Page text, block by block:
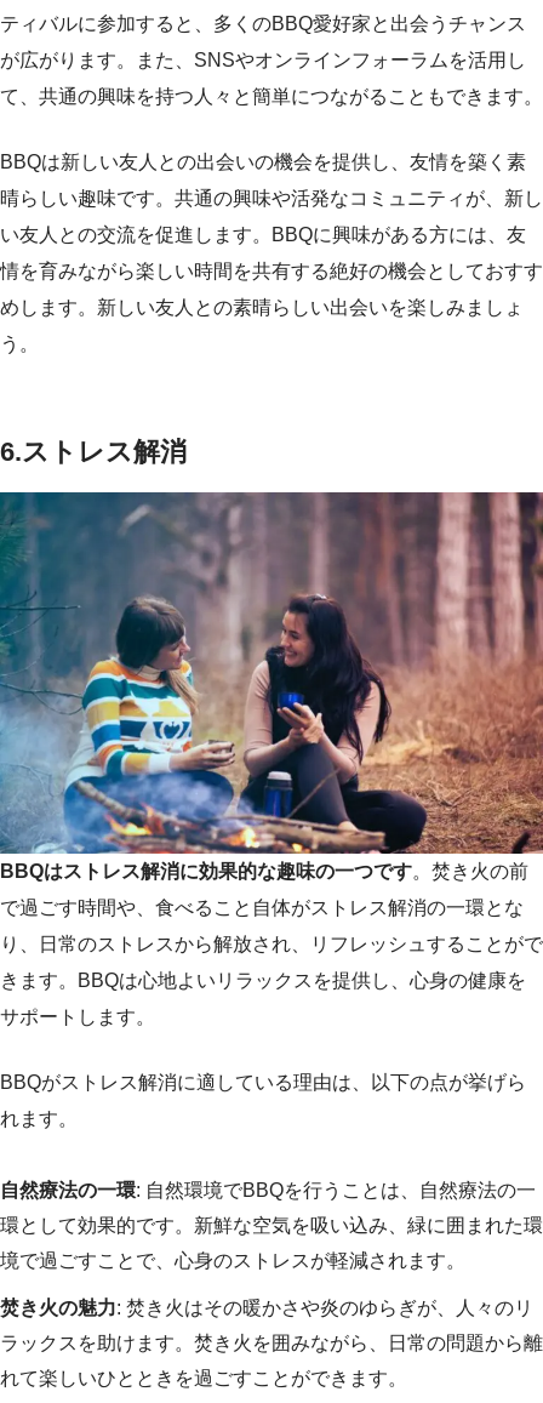
ティバルに参加すると、多くのBBQ愛好家と出会うチャンス
が広がります。また、SNSやオンラインフォーラムを活用し
て、共通の興味を持つ人々と簡単につながることもできます。
BBQは新しい友人との出会いの機会を提供し、友情を築く素
晴らしい趣味です。共通の興味や活発なコミュニティが、新し
い友人との交流を促進します。BBQに興味がある方には、友
情を育みながら楽しい時間を共有する絶好の機会としておすす
めします。新しい友人との素晴らしい出会いを楽しみましょ
う。
6.ストレス解消
BBQはストレス解消に効果的な趣味の一つです。焚き火の前
で過ごす時間や、食べること自体がストレス解消の一環とな
り、日常のストレスから解放され、リフレッシュすることがで
きます。BBQは心地よいリラックスを提供し、心身の健康を
サポートします。
BBQがストレス解消に適している理由は、以下の点が挙げら
れます。
自然療法の一環: 自然環境でBBQを行うことは、自然療法の一
環として効果的です。新鮮な空気を吸い込み、緑に囲まれた環
境で過ごすことで、心身のストレスが軽減されます。
焚き火の魅力: 焚き火はその暖かさや炎のゆらぎが、人々のリ
ラックスを助けます。焚き火を囲みながら、日常の問題から離
れて楽しいひとときを過ごすことができます。